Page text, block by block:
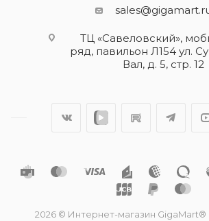
ТЦ «Савеловский»,
ряд, павильон Л154 ул.
Вал, д. 5, стр. 12
2026 © Интернет-магазин GigaMart®